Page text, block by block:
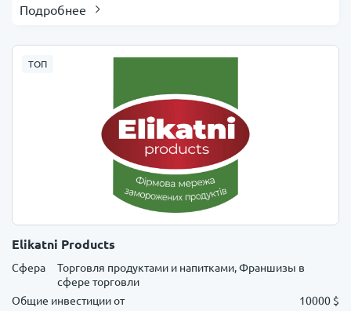
Подробнее
ТОП
Elikatni Products
Сфера
Торговля продуктами и напитками, Франшизы в
сфере торговли
Общие инвестиции от
10000 $